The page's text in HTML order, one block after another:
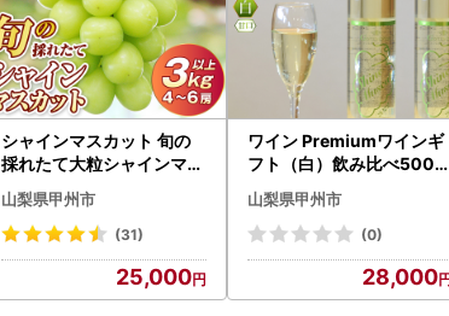
シャインマスカット 旬の
採れたて大粒シャインマス
カット3.0kg以上（4房～6
房）【令和8年 2026年発
送】（HO）C5-401 フル
ーツ
山梨県甲州市
(31)
25,000
ワイン Premiumワインギ
フト（白）飲み比べ500m
l×2本『シャインマスカッ
トワイン2022・2023』
（HO）C3-775
山梨県甲州市
(0)
28,000